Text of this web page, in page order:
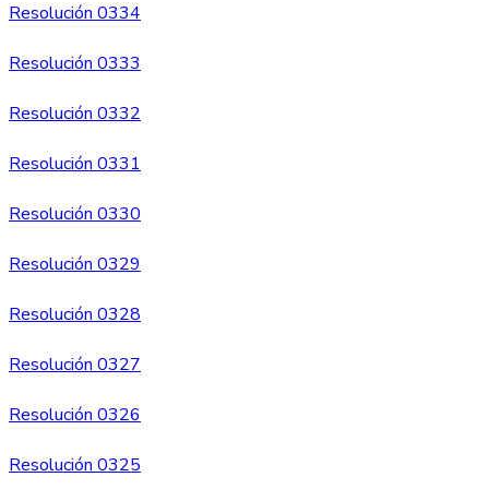
Resolución 0334
Resolución 0333
Resolución 0332
Resolución 0331
Resolución 0330
Resolución 0329
Resolución 0328
Resolución 0327
Resolución 0326
Resolución 0325